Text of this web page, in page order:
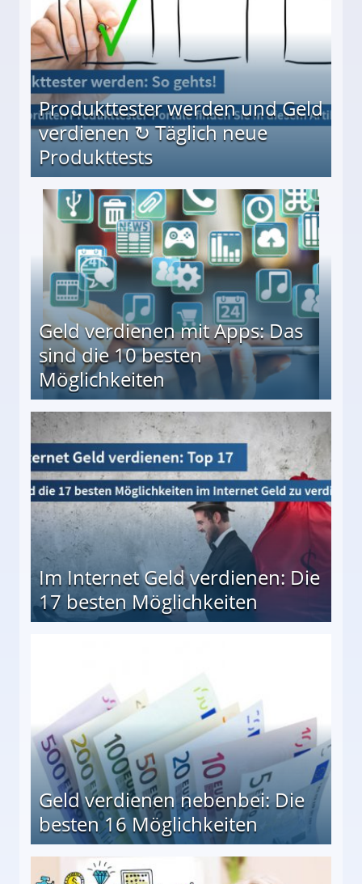
Produkttester werden und Geld
verdienen ↻ Täglich neue
Produkttests
↻ Täglich neue Produkttests
Geld verdienen mit Apps: Das
sind die 10 besten
Möglichkeiten
besten Möglichkeiten
Im Internet Geld verdienen: Die
17 besten Möglichkeiten
Geld verdienen nebenbei: Die
besten 16 Möglichkeiten